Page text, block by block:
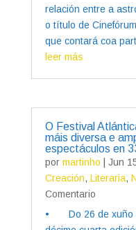
relación entre a
o título de
que contará coa
leer más
O Festival
máis diversa e
espectáculos en
por martinho Jun
Creación, Literaria,
Comentario
• Do 26 de xuño